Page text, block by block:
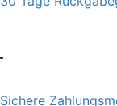
Sichere